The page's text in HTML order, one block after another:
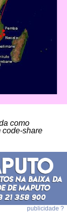
como
code-share
publicidade ?